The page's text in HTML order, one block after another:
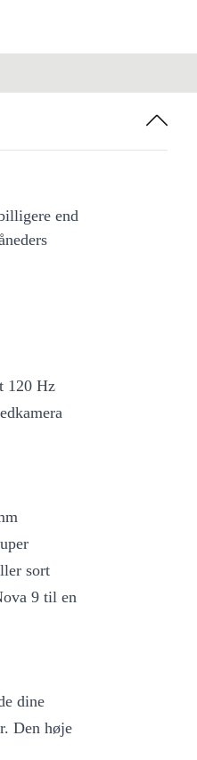
end
120 Hz
sort
9 til en
dine
Den høje
med